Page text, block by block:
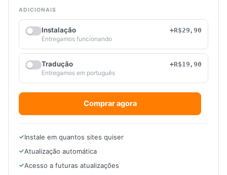
ADICIONAIS
Instalação
+R$29,90
Entregamos funcionando
Tradução
+R$19,90
Entregamos em português
Comprar agora
Instale em quantos sites quiser
Atualização automática
Acesso a futuras atualizações